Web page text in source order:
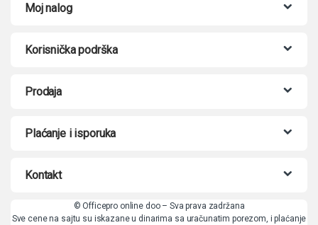
Moj nalog
Korisnička podrška
Prodaja
Plaćanje i isporuka
Kontakt
© Officepro online doo – Sva prava zadržana
Sve cene na sajtu su iskazane u dinarima sa uračunatim porezom, i plaćanje